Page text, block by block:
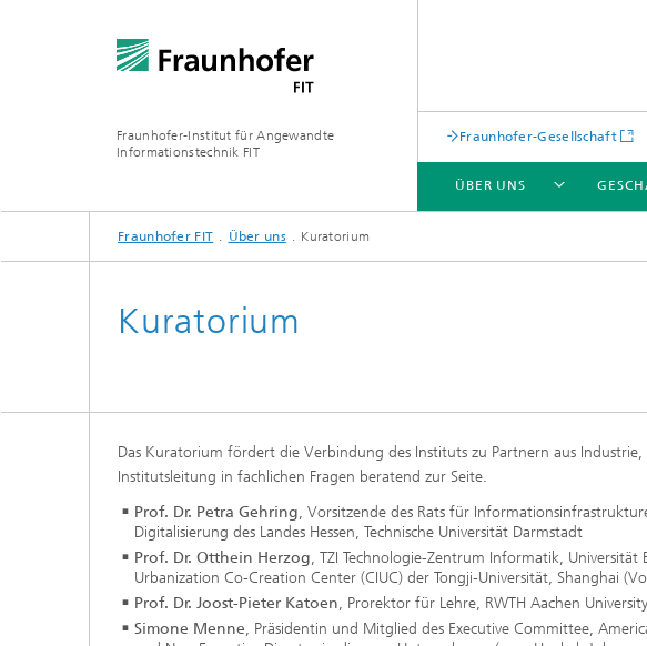
Fraunhofer-Institut für Angewandte
Informationstechnik FIT
Fraunhofer-Gesellschaft
ÜBER UNS
ÜBER UNS
GESCHÄFTSFELDER
Anwendungszentrum SYMILA
Trainings
Future Skills Convention
Forschung
WEITERBILDUNGEN
PUBLIKATIONEN
Fraunhofer FIT Über uns Kuratorium
Kuratorium
Das Kuratorium fördert die Verbindung des Instituts zu Partnern aus
Institutsleitung in fachlichen Fragen beratend zur Seite.
Prof. Dr. Petra Gehring, Vorsitzende des Rats für
Digitalisierung des Landes Hessen, Technische Universität Darmstadt
Prof. Dr. Otthein Herzog, TZI Technologie-Zentrum Informatik,
Urbanization Co-Creation Center (CIUC) der Tongji-Universität, Shanghai
Prof. Dr. Joost-Pieter Katoen, Prorektor für Lehre, RWTH Aachen University
Simone Menne, Präsidentin und Mitglied des Executive Committee,